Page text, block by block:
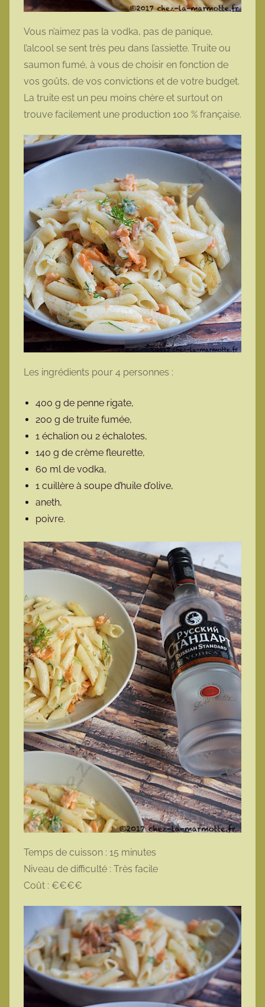
Vous n’aimez pas la vodka, pas de panique,
l’alcool se sent très peu dans l’assiette. Truite ou
saumon fumé, à vous de choisir en fonction de
vos goûts, de vos convictions et de votre budget.
La truite est un peu moins chère et surtout on
trouve facilement une production 100 % française.
Les ingrédients pour 4 personnes :
400 g de penne rigate,
200 g de truite fumée,
1 échalion ou 2 échalotes,
140 g de crème fleurette,
60 ml de vodka,
1 cuillère à soupe d’huile d’olive,
aneth,
poivre.
Temps de cuisson : 15 minutes
Niveau de difficulté : Très facile
Coût : €€€€